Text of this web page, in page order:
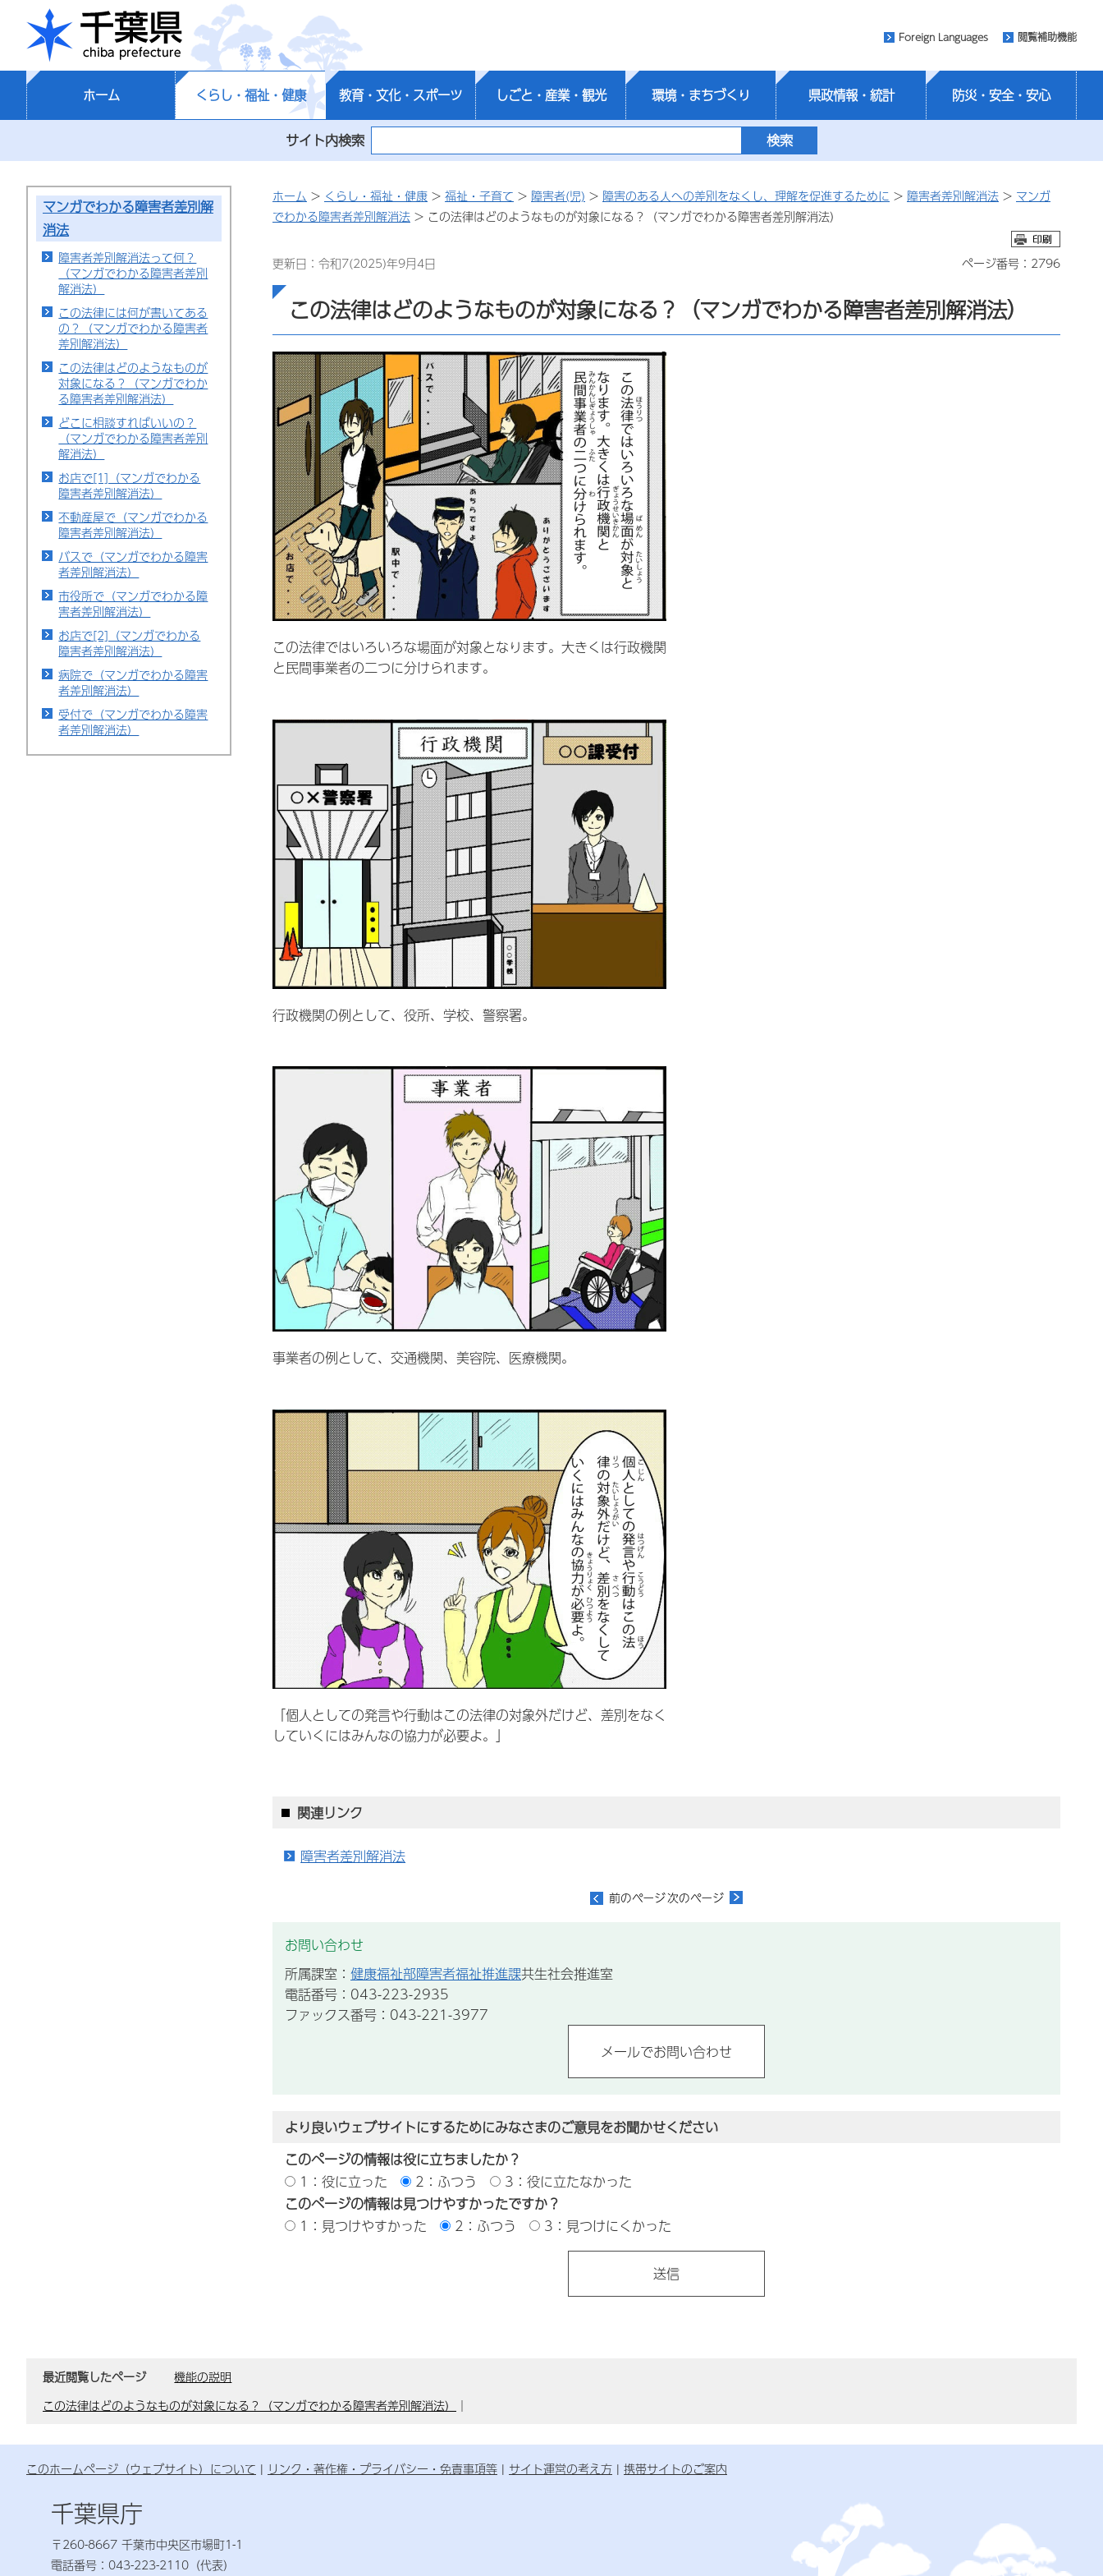
千葉県
Foreign Languages 閲覧補助機能
ホーム くらし・福祉・健康 教育・文化・スポーツ しごと・産業・観光 環境・まちづくり 県政情報・統計 防災・安全・安心
サイト内検索
マンガでわかる障害者差別解
消法
障害者差別解消法って何？
（マンガでわかる障害者差別
解消法）
この法律には何が書いてある
の？（マンガでわかる障害者
差別解消法）
この法律はどのようなものが
対象になる？（マンガでわか
る障害者差別解消法）
どこに相談すればいいの？
（マンガでわかる障害者差別
解消法）
お店で[1]（マンガでわかる
障害者差別解消法）
不動産屋で（マンガでわかる
障害者差別解消法）
バスで（マンガでわかる障害
者差別解消法）
市役所で（マンガでわかる障
害者差別解消法）
お店で[2]（マンガでわかる
障害者差別解消法）
病院で（マンガでわかる障害
者差別解消法）
受付で（マンガでわかる障害
者差別解消法）
ホーム > くらし・福祉・健康 > 福祉・子育て > 障害者(児) > 障害のある人への差別をなくし、理解を促進するために > 障害者差別解消法 > マンガ
でわかる障害者差別解消法 > この法律はどのようなものが対象になる？（マンガでわかる障害者差別解消法）
更新日：令和7(2025)年9月4日 ページ番号：2796
この法律はどのようなものが対象になる？（マンガでわかる障害者差別解消法）
この法律ではいろいろな場面が対象となります。大きくは行政機関
と民間事業者の二つに分けられます。
行政機関の例として、役所、学校、警察署。
事業者の例として、交通機関、美容院、医療機関。
「個人としての発言や行動はこの法律の対象外だけど、差別をなく
していくにはみんなの協力が必要よ。」
関連リンク
障害者差別解消法
お問い合わせ
所属課室： 健康福祉部障害者福祉推進課共生社会推進室
電話番号：043-223-2935
ファックス番号：043-221-3977
より良いウェブサイトにするためにみなさまのご意見をお聞かせください
このページの情報は役に立ちましたか？
1：役に立った
2：ふつう
3：役に立たなかった
このページの情報は見つけやすかったですか？
1：見つけやすかった
2：ふつう 3：見つけにくかった
最近閲覧したページ
機能の説明
この法律はどのようなものが対象になる？（マンガでわかる障害者差別解消法）
｜
このホームページ（ウェブサイト）について リンク・著作権・プライバシー・免責事項等 サイト運営の考え方 携帯サイトのご案内
千葉県庁
〒260-8667 千葉市中央区市場町1-1
電話番号：043-223-2110（代表）